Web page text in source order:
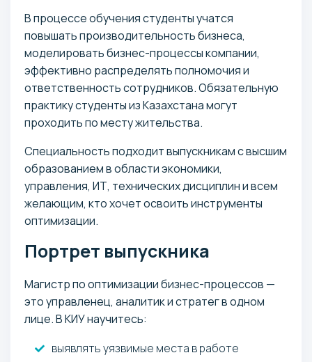
В процессе обучения студенты учатся
повышать производительность бизнеса,
моделировать бизнес-процессы компании,
эффективно распределять полномочия и
ответственность сотрудников. Обязательную
практику студенты из Казахстана могут
проходить по месту жительства.
Специальность подходит выпускникам с высшим
образованием в области экономики,
управления, ИТ, технических дисциплин и всем
желающим, кто хочет освоить инструменты
оптимизации.
Портрет выпускника
Магистр по оптимизации бизнес-процессов —
это управленец, аналитик и стратег в одном
лице. В КИУ научитесь:
выявлять уязвимые места в работе